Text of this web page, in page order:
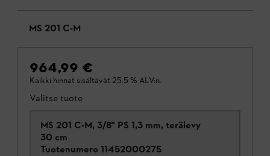
MS 201 C-M
964,99 €
Kaikki hinnat sisältävät 25.5 % ALV:n.
Valitse tuote
MS 201 C-M, 3/8" PS 1,3 mm, terälevy
30 cm
Tuotenumero 11452000275